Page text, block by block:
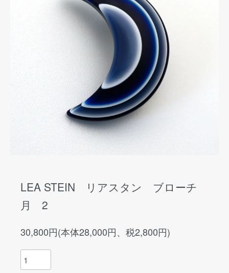
LEA STEIN リアスタン ブローチ
月 2
30,800円(本体28,000円、税2,800円)